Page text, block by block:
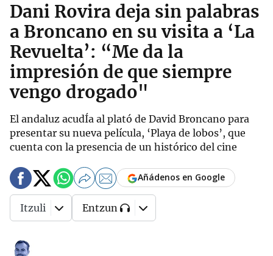
Dani Rovira deja sin palabras
a Broncano en su visita a ‘La
Revuelta’: “Me da la
impresión de que siempre
vengo drogado"
El andaluz acudÍa al plató de David Broncano para
presentar su nueva película, ‘Playa de lobos’, que
cuenta con la presencia de un histórico del cine
Añádenos en Google
Itzuli Entzun